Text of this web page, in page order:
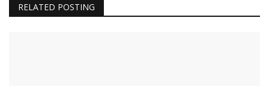
RELATED POSTING